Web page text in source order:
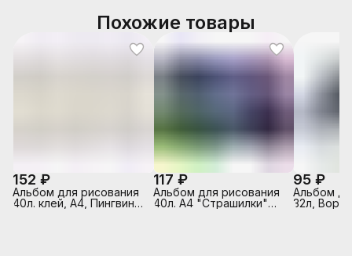
Похожие товары
152 ₽
Альбом для рисования
40л. клей, А4, Пингвины
117 ₽
Альбом для рисования
40л. А4 "Страшилки"
95 ₽
Альбом д/
32л,